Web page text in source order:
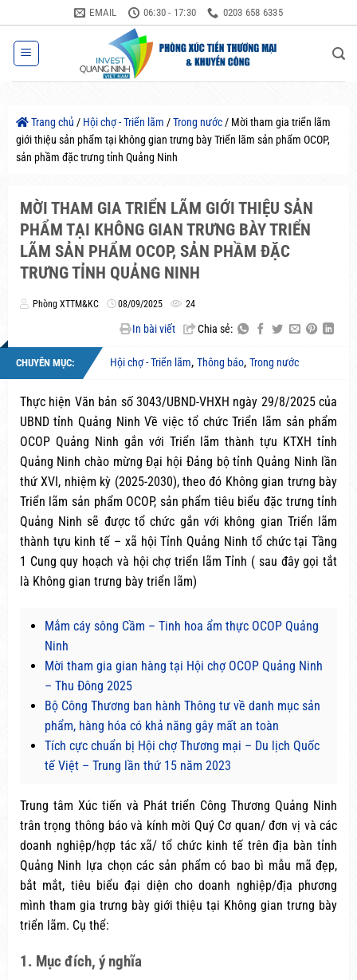
qua
nội
dung
EMAIL 06:30 - 17:30 0203 658 6335
Trang chủ / Hội chợ - Triển lãm /Trong nước/ Mời tham gia triển lãm
giới thiệu sản phẩm tại không gian trưng bày Triển lãm sản phẩm OCOP,
sản phầm đặc trưng tỉnh Quảng Ninh
MỜI THAM GIA TRIỂN LÃM GIỚI THIỆU SẢN
PHẨM TẠI KHÔNG GIAN TRƯNG BÀY TRIỂN
LÃM SẢN PHẨM OCOP, SẢN PHẦM ĐẶC
TRƯNG TỈNH QUẢNG NINH
Phòng XTTM&KC 08/09/2025 24
In bài viết Chia sẻ:
CHUYÊN MỤC: Hội chợ - Triển lãm, Thông báo, Trong nước
Thực hiện Văn bản số 3043/UBND-VHXH ngày 29/8/2025 của
UBND tỉnh Quảng Ninh Về việc tổ chức Triển lãm sản phẩm
OCOP Quảng Ninh gắn với Triển lãm thành tựu KTXH tỉnh
Quảng Ninh chào mừng Đại hội Đảng bộ tỉnh Quảng Ninh lần
thứ XVI, nhiệm kỳ (2025-2030), theo đó Không gian trưng bày
Triển lãm sản phẩm OCOP, sản phẩm tiêu biểu đặc trưng tỉnh
Quảng Ninh sẽ được tổ chức gắn với không gian Triển lãm
thành tựu kinh tế – xã hội Tỉnh Quảng Ninh tổ chức tại Tầng
1 Cung quy hoạch và hội chợ triển lãm Tỉnh ( sau đây gọi tắt
là Không gian trưng bày triển lãm)
Mắm cáy sông Cầm – Tinh hoa ẩm thực OCOP Quảng
Ninh
Mời tham gia gian hàng tại Hội chợ OCOP Quảng Ninh
– Thu Đông 2025
Bộ Công Thương ban hành Thông tư về danh mục sản
phẩm, hàng hóa có khả năng gây mất an toàn
Tích cực chuẩn bị Hội chợ Thương mại – Du lịch Quốc
tế Việt – Trung lần thứ 15 năm 2023
Trung tâm Xúc tiến và Phát triển Công Thương Quảng Ninh
trân trọng thông báo và kính mời Quý Cơ quan/ đơn vị và các
doanh nghiệp/hợp tác xã/ tổ chức kinh tế trên địa bàn tỉnh
Quảng Ninh lựa chọn các sản phẩm có bao bì mẫu mã đẹp,
bắt mắt, tiêu biểu đại diện cho doanh nghiệp/địa phương
mình tham gia trưng bày giới thiệu tại Không gian trưng bày
triển lãm. Cụ thể:
1. Mục đích, ý nghĩa